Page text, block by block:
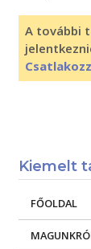
A további
Kiemelt
FŐOLDAL